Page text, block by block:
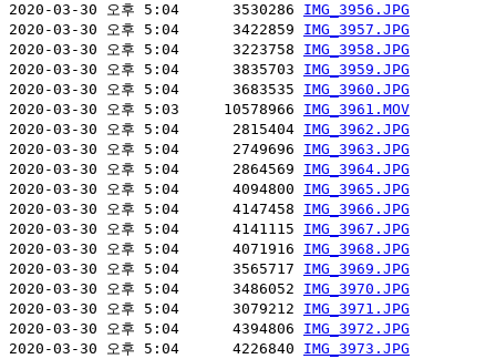
2020-03-30 오후 5:04      3530286 IMG_3956.JPG
2020-03-30 오후 5:04      3422859 IMG_3957.JPG
2020-03-30 오후 5:04      3223758 IMG_3958.JPG
2020-03-30 오후 5:04      3835703 IMG_3959.JPG
2020-03-30 오후 5:04      3683535 IMG_3960.JPG
2020-03-30 오후 5:03     10578966 IMG_3961.MOV
2020-03-30 오후 5:04      2815404 IMG_3962.JPG
2020-03-30 오후 5:04      2749696 IMG_3963.JPG
2020-03-30 오후 5:04      2864569 IMG_3964.JPG
2020-03-30 오후 5:04      4094800 IMG_3965.JPG
2020-03-30 오후 5:04      4147458 IMG_3966.JPG
2020-03-30 오후 5:04      4141115 IMG_3967.JPG
2020-03-30 오후 5:04      4071916 IMG_3968.JPG
2020-03-30 오후 5:04      3565717 IMG_3969.JPG
2020-03-30 오후 5:04      3486052 IMG_3970.JPG
2020-03-30 오후 5:04      3079212 IMG_3971.JPG
2020-03-30 오후 5:04      4394806 IMG_3972.JPG
2020-03-30 오후 5:04      4226840 IMG_3973.JPG